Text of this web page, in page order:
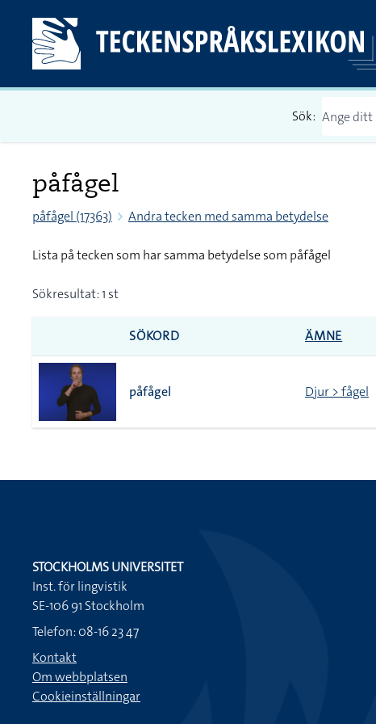
Sök:
påfågel
påfågel (17363) Andra tecken med samma betydelse
Lista på tecken som har samma betydelse som påfågel
Sökresultat: 1 st
SÖKORD ÄMNE
påfågel Djur > fågel
STOCKHOLMS UNIVERSITET
Inst. för lingvistik
SE-106 91 Stockholm
Telefon: 08-16 23 47
Kontakt
Om webbplatsen
Cookieinställningar